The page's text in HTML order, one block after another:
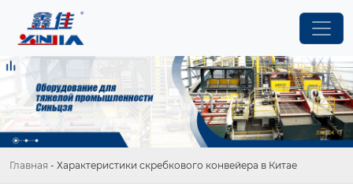
Главная - Характеристики скребкового конвейера в Китае